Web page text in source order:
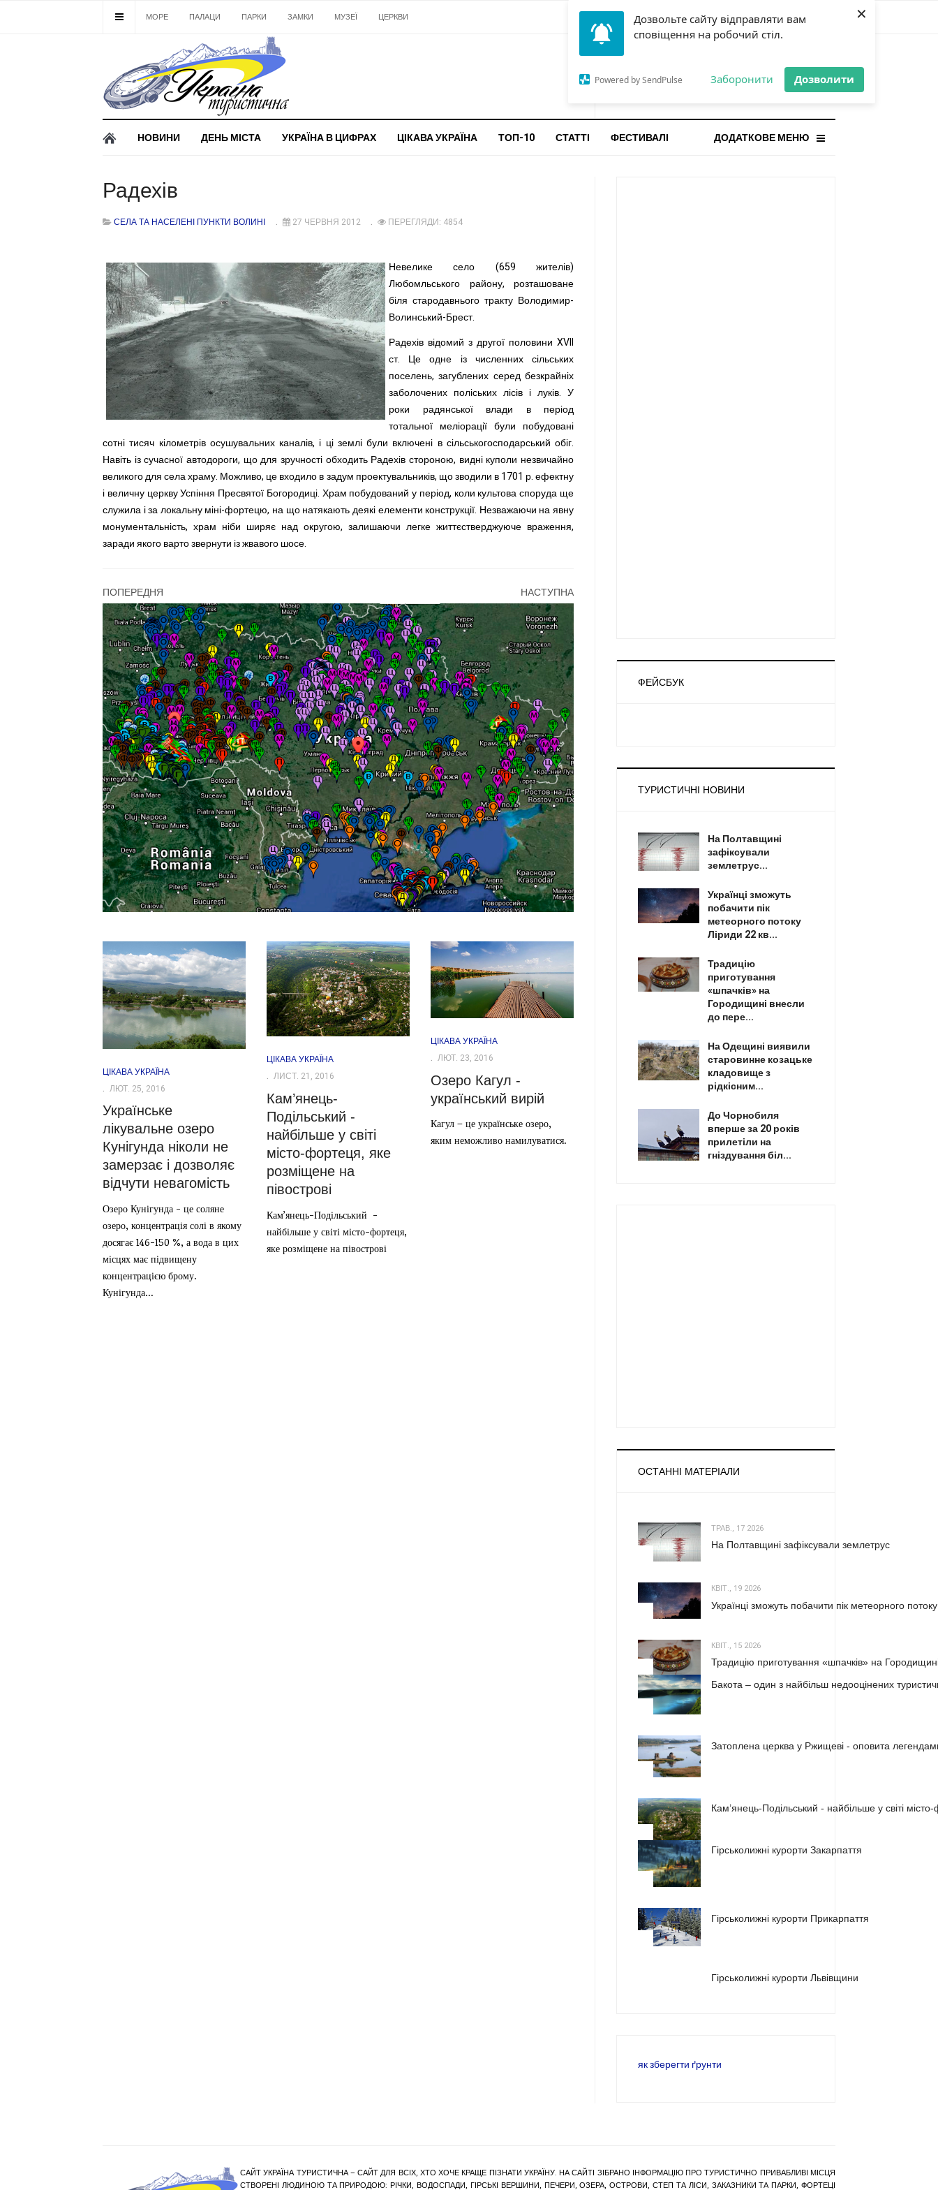
Дозвольте сайту відправляти вам
сповіщення на робочий стіл.
Powered by SendPulse Заборонити Дозволити
×
МОРЕ ПАЛАЦИ ПАРКИ ЗАМКИ МУЗЕЇ ЦЕРКВИ
ОСТАННЯ НОВИНА
Gorilla і відповідальна гра:
чому ліміти важливі поруч із
НОВИНИ ДЕНЬ МІСТА УКРАЇНА В ЦИФРАХ ЦІКАВА УКРАЇНА ТОП-10 СТАТТІ ДОДАТКОВЕ МЕНЮ
ФЕСТИВАЛІ
Радехів
СЕЛА ТА НАСЕЛЕНІ ПУНКТИ ВОЛИНІ 27 ЧЕРВНЯ 2012 ПЕРЕГЛЯДИ: 4854
Невелике село (659 жителів)
Любомльського району, розташоване
біля стародавнього тракту Володимир-
Волинський-Брест.
Радехів відомий з другої половини XVII
ст. Це одне із численних сільських
поселень, загублених серед безкрайніх
заболочених поліських лісів і луків. У
роки радянської влади в період
тотальної меліорації були побудовані
сотні тисяч кілометрів осушувальних каналів, і ці землі були включені в сільськогосподарський обіг.
Навіть із сучасної автодороги, що для зручності обходить Радехів стороною, видні куполи незвичайно
великого для села храму. Можливо, це входило в задум проектувальників, що зводили в 1701 р. ефектну
і величну церкву Успіння Пресвятої Богородиці. Храм побудований у період, коли культова споруда ще
служила і за локальну міні-фортецю, на що натякають деякі елементи конструкції. Незважаючи на явну
монументальність, храм ніби ширяє над округою, залишаючи легке життєстверджуюче враження,
заради якого варто звернути із жвавого шосе.
ПОПЕРЕДНЯ НАСТУПНА
ЦІКАВА УКРАЇНА
ЛЮТ. 25, 2016
Українське
лікувальне озеро
Кунігунда ніколи не
замерзає і дозволяє
відчути невагомість
Озеро Кунігунда - це соляне
озеро, концентрація солі в якому
досягає 146-150 %, а вода в цих
місцях має підвищену
концентрацією брому.
Кунігунда...
ЦІКАВА УКРАЇНА
ЛИСТ. 21, 2016
Кам’янець-
Подільський -
найбільше у світі
місто-фортеця, яке
розміщене на
півострові
Кам’янець-Подільський -
найбільше у світі місто-фортеця,
яке розміщене на півострові
ЦІКАВА УКРАЇНА
ЛЮТ. 23, 2016
Озеро Кагул -
український вирій
Кагул – це українське озеро,
яким неможливо намилуватися.
ФЕЙСБУК
ТУРИСТИЧНІ НОВИНИ
На Полтавщині
зафіксували
землетрус...
Українці зможуть
побачити пік
метеорного потоку
Ліриди 22 кв...
Традицію
приготування
«шпачків» на
Городищині внесли
до пере...
На Одещині виявили
старовинне козацьке
кладовище з
рідкісним...
До Чорнобиля
вперше за 20 років
прилетіли на
гніздування біл...
ОСТАННІ МАТЕРІАЛИ
ТРАВ., 17 2026
На Полтавщині зафіксували землетрус
КВІТ., 19 2026
Українці зможуть побачити пік метеорного
КВІТ., 15 2026
Традицію приготування «шпачків» на
Бакота – один з найбільш недооцінених
Затоплена церква у Ржищеві - оповита
Кам’янець-Подільський - найбільше у світі
Гірськолижні курорти Закарпаття
Гірськолижні курорти Прикарпаття
Гірськолижні курорти Львівщини
як зберегти ґрунти
САЙТ УКРАЇНА ТУРИСТИЧНА – САЙТ ДЛЯ ВСІХ, ХТО ХОЧЕ КРАЩЕ ПІЗНАТИ УКРАЇНУ. НА САЙТІ ЗІБРАНО ІНФОРМАЦІЮ ПРО ТУРИСТИЧНО ПРИВАБЛИВІ МІСЦЯ
СТВОРЕНІ ЛЮДИНОЮ ТА ПРИРОДОЮ: РІЧКИ, ВОДОСПАДИ, ГІРСЬКІ ВЕРШИНИ, ПЕЧЕРИ, ОЗЕРА, ОСТРОВИ, СТЕП ТА ЛІСИ, ЗАКАЗНИКИ ТА ПАРКИ, ФОРТЕЦІ